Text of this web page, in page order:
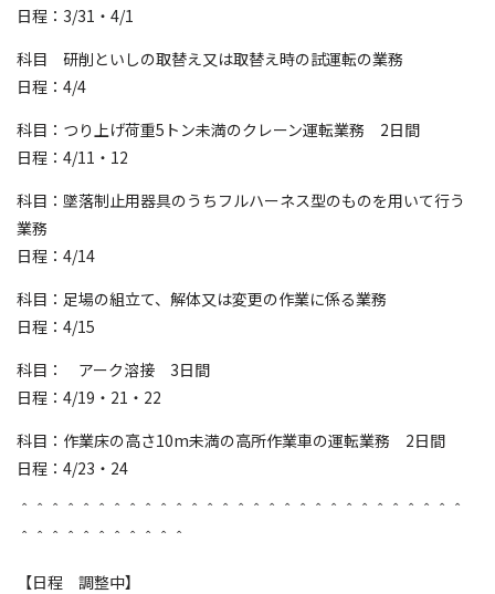
日程：3/31・4/1
科目 研削といしの取替え又は取替え時の試運転の業務
日程：4/4
科目：つり上げ荷重5トン未満のクレーン運転業務 2日間
日程：4/11・12
科目：墜落制止用器具のうちフルハーネス型のものを用いて行う
業務
日程：4/14
科目：足場の組立て、解体又は変更の作業に係る業務
日程：4/15
科目： アーク溶接 3日間
日程：4/19・21・22
科目：作業床の高さ10m未満の高所作業車の運転業務 2日間
日程：4/23・24
＾＾＾＾＾＾＾＾＾＾＾＾＾＾＾＾＾＾＾＾＾＾＾＾＾＾＾＾＾
＾＾＾＾＾＾＾＾＾＾＾
【日程 調整中】